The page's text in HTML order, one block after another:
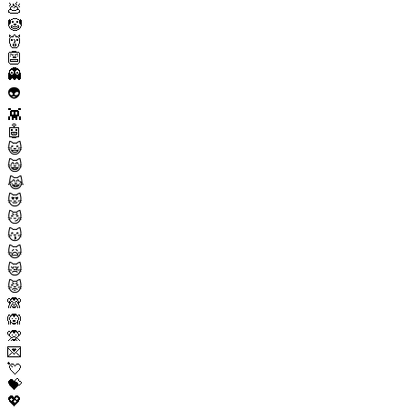
💩
🤡
👹
👺
👻
👽
👾
🤖
😺
😸
😹
😻
😼
😽
🙀
😿
😾
🙈
🙉
🙊
💌
💘
💝
💖